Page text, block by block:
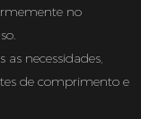
no
necessidades,
de comprimento e